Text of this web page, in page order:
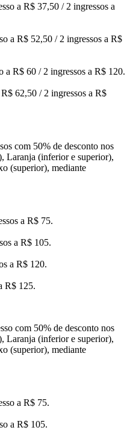
a R$ 37,50 / 2 ingressos a
a R$ 52,50 / 2 ingressos a R$
a R$ 60 / 2 ingressos a R$ 120.
62,50 / 2 ingressos a R$
com 50% de desconto nos
Laranja (inferior e superior),
(superior), mediante
a R$ 75.
a R$ 105.
a R$ 120.
R$ 125.
com 50% de desconto nos
Laranja (inferior e superior),
(superior), mediante
a R$ 75.
a R$ 105.